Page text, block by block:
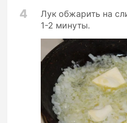
4
Лук обжарить на
1-2 минуты.